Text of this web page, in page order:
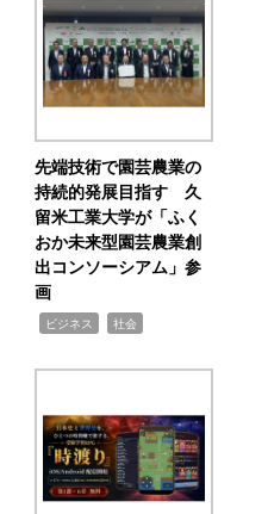
先端技術で園芸農業の
持続的発展目指す 久
留米工業大学が「ふく
おか未来型園芸農業創
出コンソーシアム」参
画
ビジネス 社会